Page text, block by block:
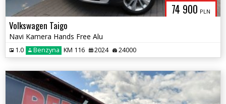
74 900 PLN
Volkswagen Taigo
Navi Kamera Hands Free Alu
1.0 Benzyna KM 116 2024 24000